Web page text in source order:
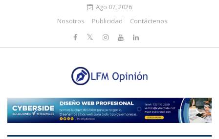
Ago 07, 2026
Nosotros
Publicidad Contáctenos